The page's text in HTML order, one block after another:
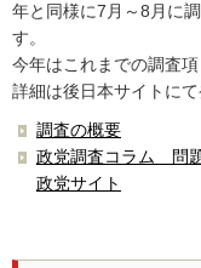
年と同様に7月～8月に
す。
今年はこれまでの調査
詳細は後日本サイトにて
調査の概要
政党調査コラム 問
政党サイト